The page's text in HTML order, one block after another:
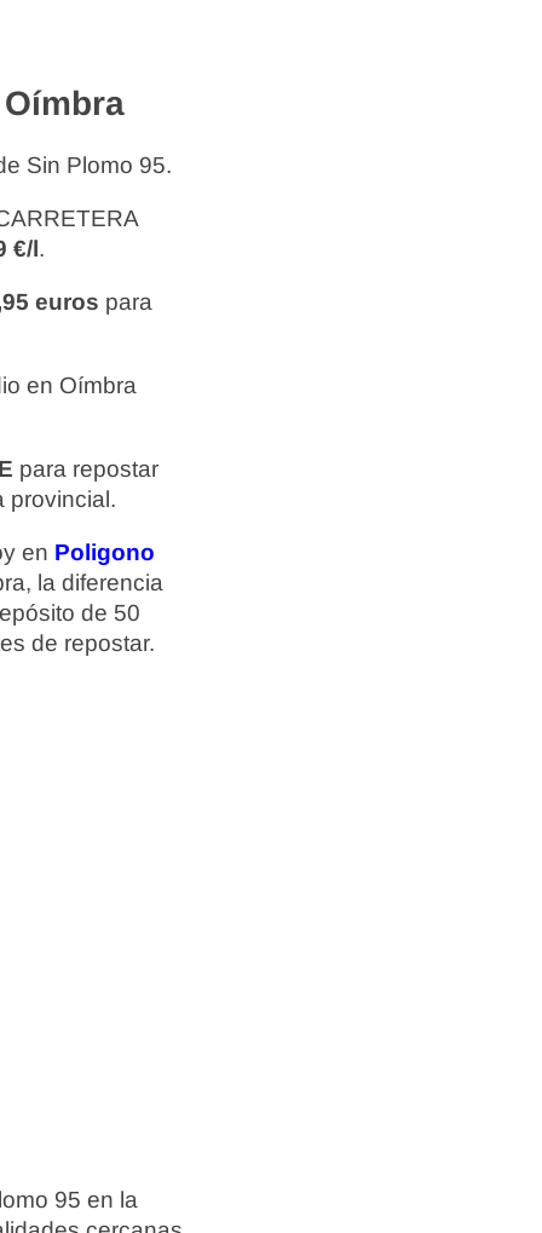
Sin Plomo 95.
€/l.
euros para
en Oímbra
para repostar
provincial.
en Poligono
la diferencia
de 50
de repostar.
95 en la